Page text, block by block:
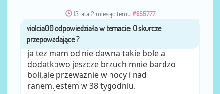
13 lata 2 miesiąc temu #655777
przezviolcia00
ja tez mam od nie dawna takie bole a
dodatkowo jeszcze brzuch mnie bardzo
boli,ale przewaznie w nocy i nad
ranem.jestem w 38 tygodniu.